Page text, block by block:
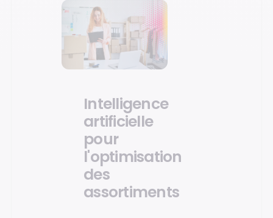
Intelligence
artificielle
pour
l'optimisation
des
assortiments